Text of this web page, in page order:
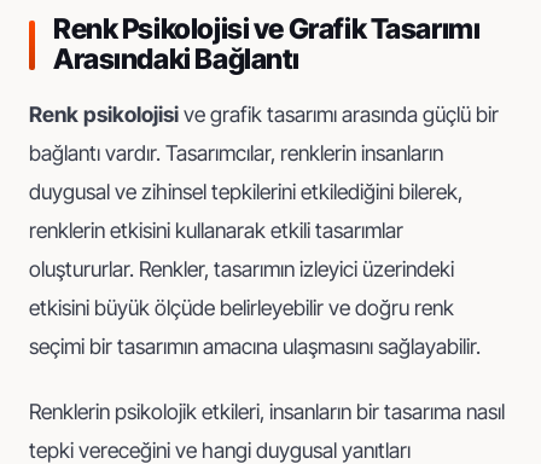
Renk Psikolojisi ve Grafik Tasarımı
Arasındaki Bağlantı
Renk psikolojisive grafik tasarımı arasında güçlü bir
bağlantı vardır. Tasarımcılar, renklerin insanların
duygusal ve zihinsel tepkilerini etkilediğini bilerek,
renklerin etkisini kullanarak etkili tasarımlar
oluştururlar. Renkler, tasarımın izleyici üzerindeki
etkisini büyük ölçüde belirleyebilir ve doğru renk
seçimi bir tasarımın amacına ulaşmasını sağlayabilir.
Renklerin psikolojik etkileri, insanların bir tasarıma nasıl
tepki vereceğini ve hangi duygusal yanıtları